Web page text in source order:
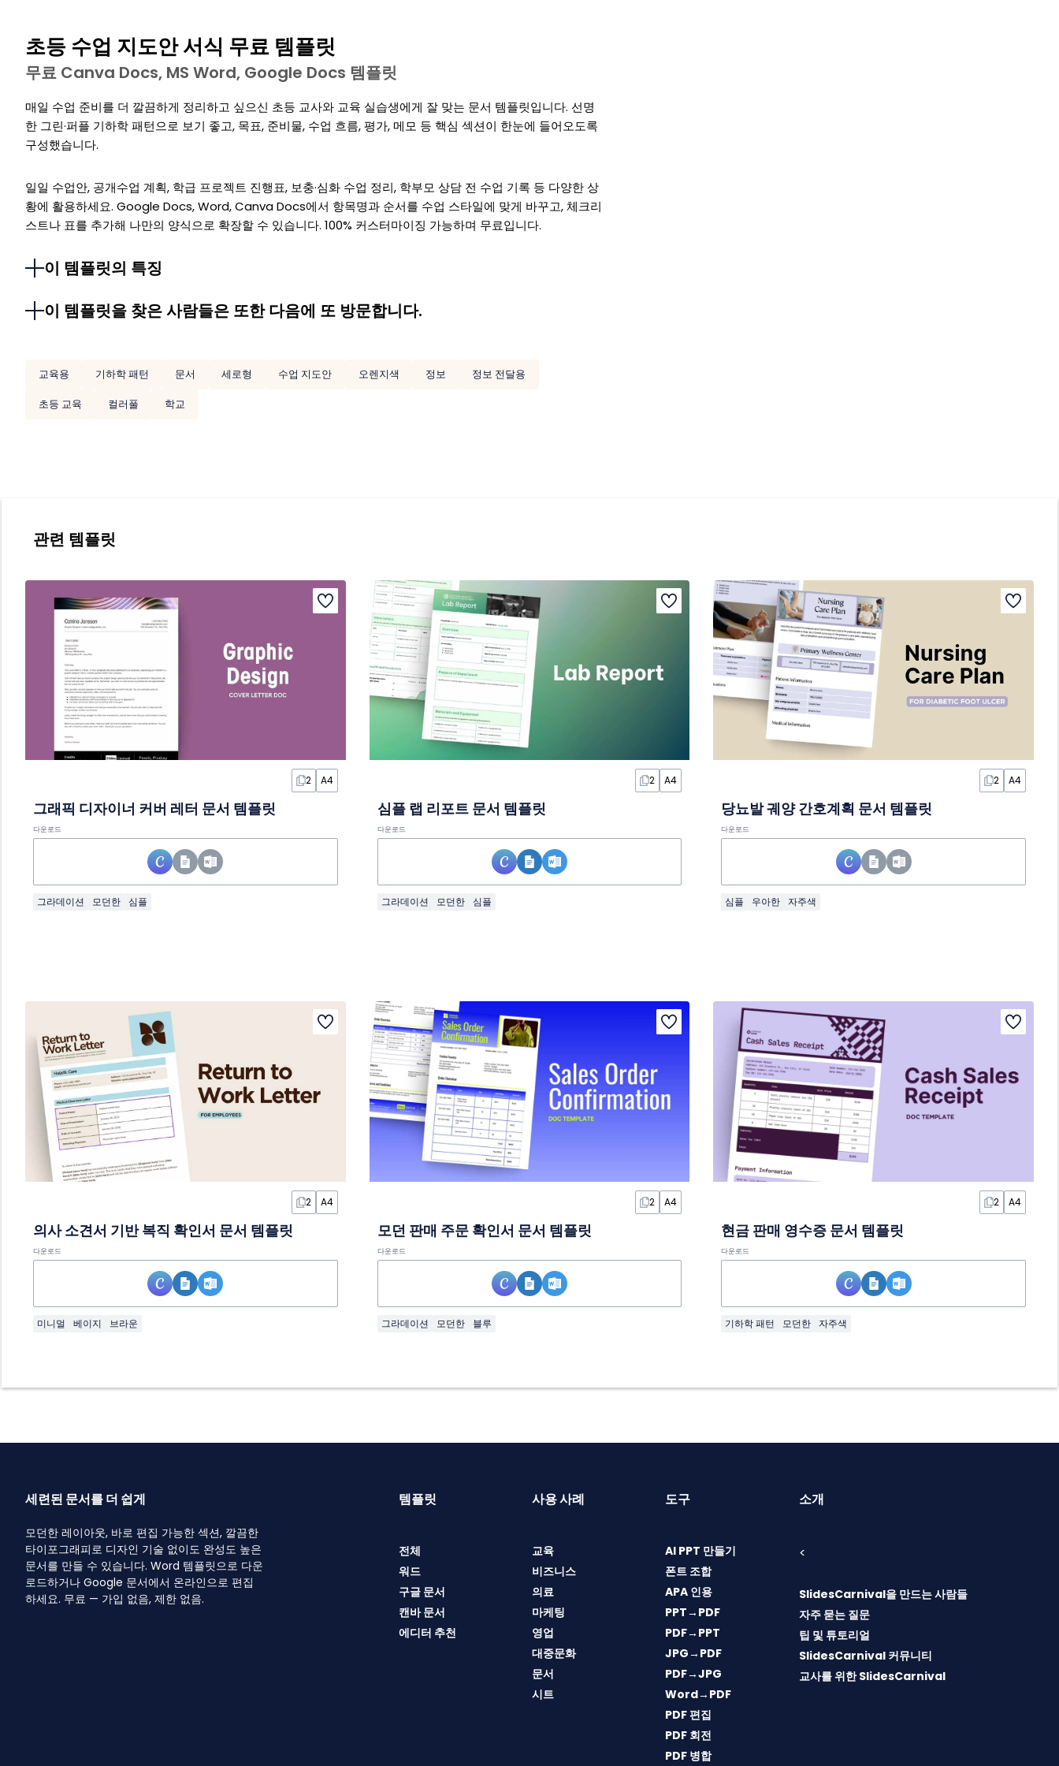
초등 수업 지도안 서식 무료 템플릿
무료 Canva Docs, MS Word, Google Docs 템플릿
매일 수업 준비를 더 깔끔하게 정리하고 싶으신 초등 교사와 교육 실습생에게 잘 맞는 문서 템플릿입니다. 선명
한 그린·퍼플 기하학 패턴으로 보기 좋고, 목표, 준비물, 수업 흐름, 평가, 메모 등 핵심 섹션이 한눈에 들어오도록
구성했습니다.
일일 수업안, 공개수업 계획, 학급 프로젝트 진행표, 보충·심화 수업 정리, 학부모 상담 전 수업 기록 등 다양한 상
황에 활용하세요. Google Docs, Word, Canva Docs에서 항목명과 순서를 수업 스타일에 맞게 바꾸고, 체크리
스트나 표를 추가해 나만의 양식으로 확장할 수 있습니다. 100% 커스터마이징 가능하며 무료입니다.
이 템플릿의 특징
이 템플릿을 찾은 사람들은 또한 다음에 또 방문합니다.
교육용 기하학 패턴 문서 세로형 수업 지도안 오렌지색 정보
정보 전달용
초등 교육
컬러풀 학교
관련 템플릿
2 A4
그래픽 디자이너 커버 레터 문서 템플릿
다운로드
그라데이션 모던한 심플
2 A4
심플 랩 리포트 문서 템플릿
다운로드
그라데이션 모던한 심플
2 A4
당뇨발 궤양 간호계획 문서 템플릿
다운로드
심플 우아한 자주색
2 A4
의사 소견서 기반 복직 확인서 문서 템플릿
다운로드
미니멀 베이지 브라운
2 A4
모던 판매 주문 확인서 문서 템플릿
다운로드
그라데이션 모던한 블루
2 A4
현금 판매 영수증 문서 템플릿
다운로드
기하학 패턴 모던한 자주색
세련된 문서를 더 쉽게
모던한 레이아웃, 바로 편집 가능한 섹션, 깔끔한
타이포그래피로 디자인 기술 없이도 완성도 높은
문서를 만들 수 있습니다. Word 템플릿으로 다운
로드하거나 Google 문서에서 온라인으로 편집
하세요. 무료 — 가입 없음, 제한 없음.
템플릿
전체
워드
구글 문서
캔바 문서
에디터 추천
사용 사례
교육
비즈니스
의료
마케팅
영업
대중문화
문서
시트
도구
AI PPT 만들기
폰트 조합
APA 인용
PPT→PDF
PDF→PPT
JPG→PDF
PDF→JPG
Word→PDF
PDF 편집
PDF 회전
PDF 병합
소개
<
SlidesCarnival을 만드는 사람들
자주 묻는 질문
팁 및 튜토리얼
SlidesCarnival 커뮤니티
교사를 위한 SlidesCarnival